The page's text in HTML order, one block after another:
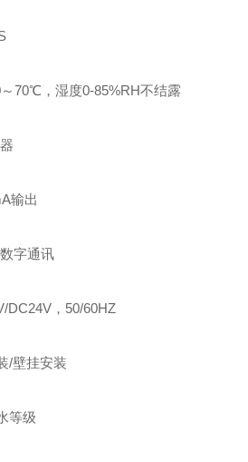
70℃，湿度0-85%RH不结露
输出
字通讯
DC24V，50/60HZ
/壁挂安装
等级